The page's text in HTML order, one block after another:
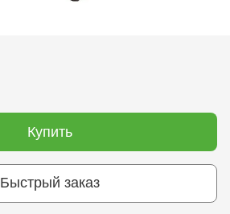
Купить
Быстрый заказ